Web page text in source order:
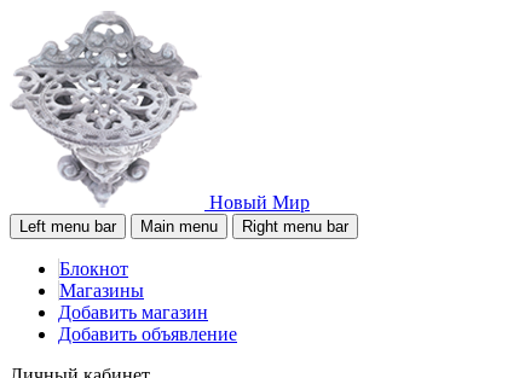
Новый Мир
Left menu bar Main menu Right menu bar
Блокнот
Магазины
Добавить магазин
Добавить объявление